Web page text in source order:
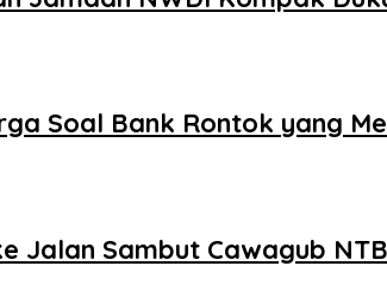
Soal Bank Rontok yang
Jalan Sambut Cawagub